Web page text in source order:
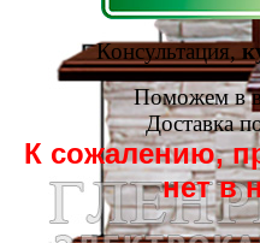
Консультация,
Поможем в
Доставка
К сожалению,
нет в